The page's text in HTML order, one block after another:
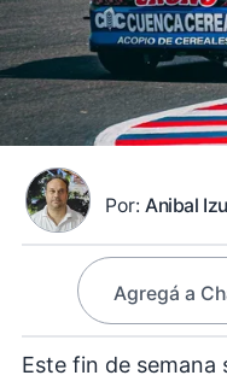
Por: Anibal
Agregá a
Este fin de semana